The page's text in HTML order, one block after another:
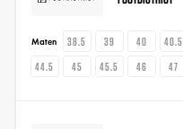
Maten 38.5 39 40 40.5
44.5
45 45.5 46 47